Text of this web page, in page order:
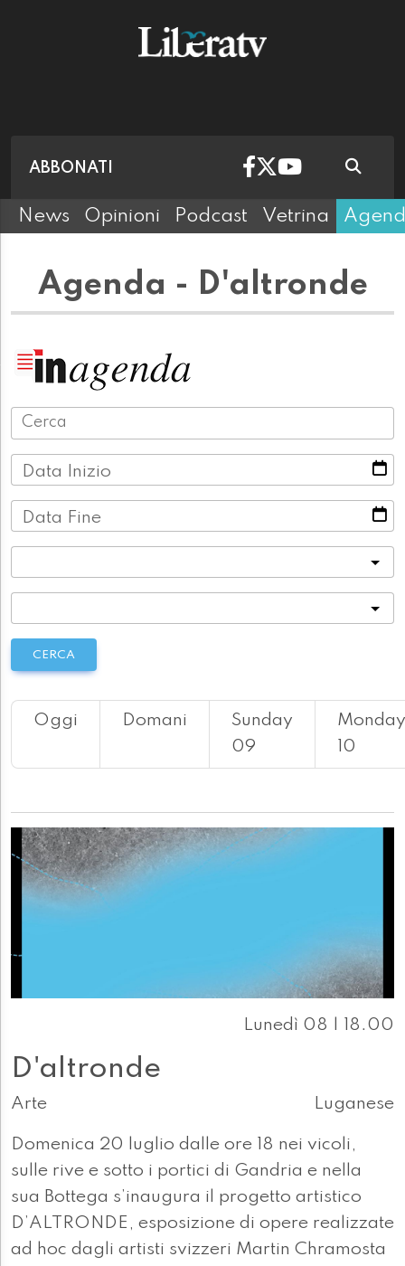
ABBONATI
News Opinioni Podcast Vetrina
Agenda - D'altronde
Data Inizio
Data Fine
CERCA
Oggi Domani
Sunday
09
Monday
10
Lunedì 08 | 18.00
D'altronde
Arte Luganese
Domenica 20 luglio dalle ore 18 nei vicoli,
sulle rive e sotto i portici di Gandria e nella
sua Bottega s’inaugura il progetto artistico
D’ALTRONDE, esposizione di opere realizzate
ad hoc dagli artisti svizzeri Martin Chramosta